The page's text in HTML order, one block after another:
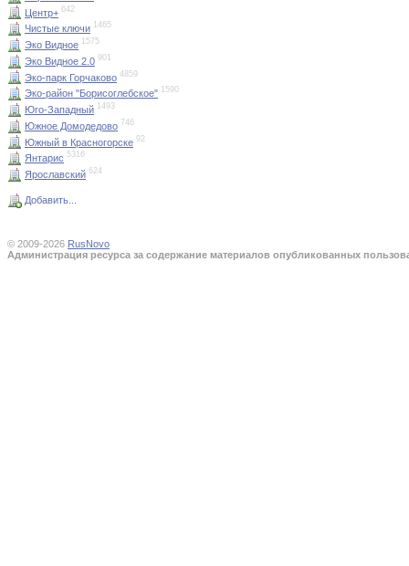
Центр+ 642
Чистые ключи 1465
Эко Видное 1575
Эко Видное 2.0 901
Эко-парк Горчаково 4859
Эко-район "Борисоглебское" 1590
Юго-Западный 1493
Южное Домодедово 746
Южный в Красногорске 92
Янтарис 5316
Ярославский 624
Добавить...
© 2009-2026 RusNovo
Администрация ресурса за содержание материалов опубликованных